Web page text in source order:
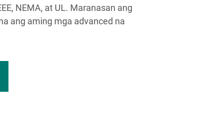
NEMA, at UL. Maranasan ang
ang aming mga advanced na